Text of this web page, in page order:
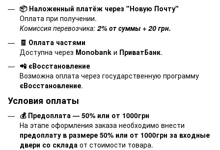
📦 Наложенный платёж через "Новую Почту"
Оплата при получении.
Комиссия перевозчика: 2% от суммы + 20 грн.
🧾 Оплата частями
Доступна через Monobank и ПриватБанк.
📲 єВосстановление
Возможна оплата через государственную программу
єВосстановление.
Условия оплаты
💰 Предоплата — 50% или от 1000грн
На этапе оформления заказа необходимо внести
предоплату в размере 50% или от 1000грн за входные
двери со склада от стоимости товара.